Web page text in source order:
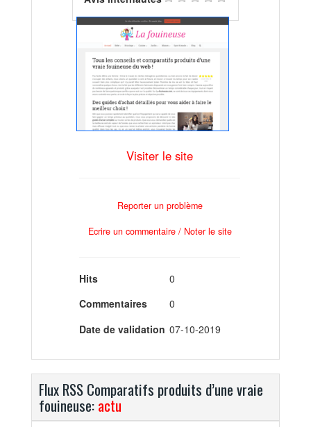
Visiter le site
Reporter un problème
Ecrire un commentaire / Noter le site
Hits
0
Commentaires
0
Date de validation 07-10-2019
Flux RSS Comparatifs produits d’une vraie
fouineuse:actu